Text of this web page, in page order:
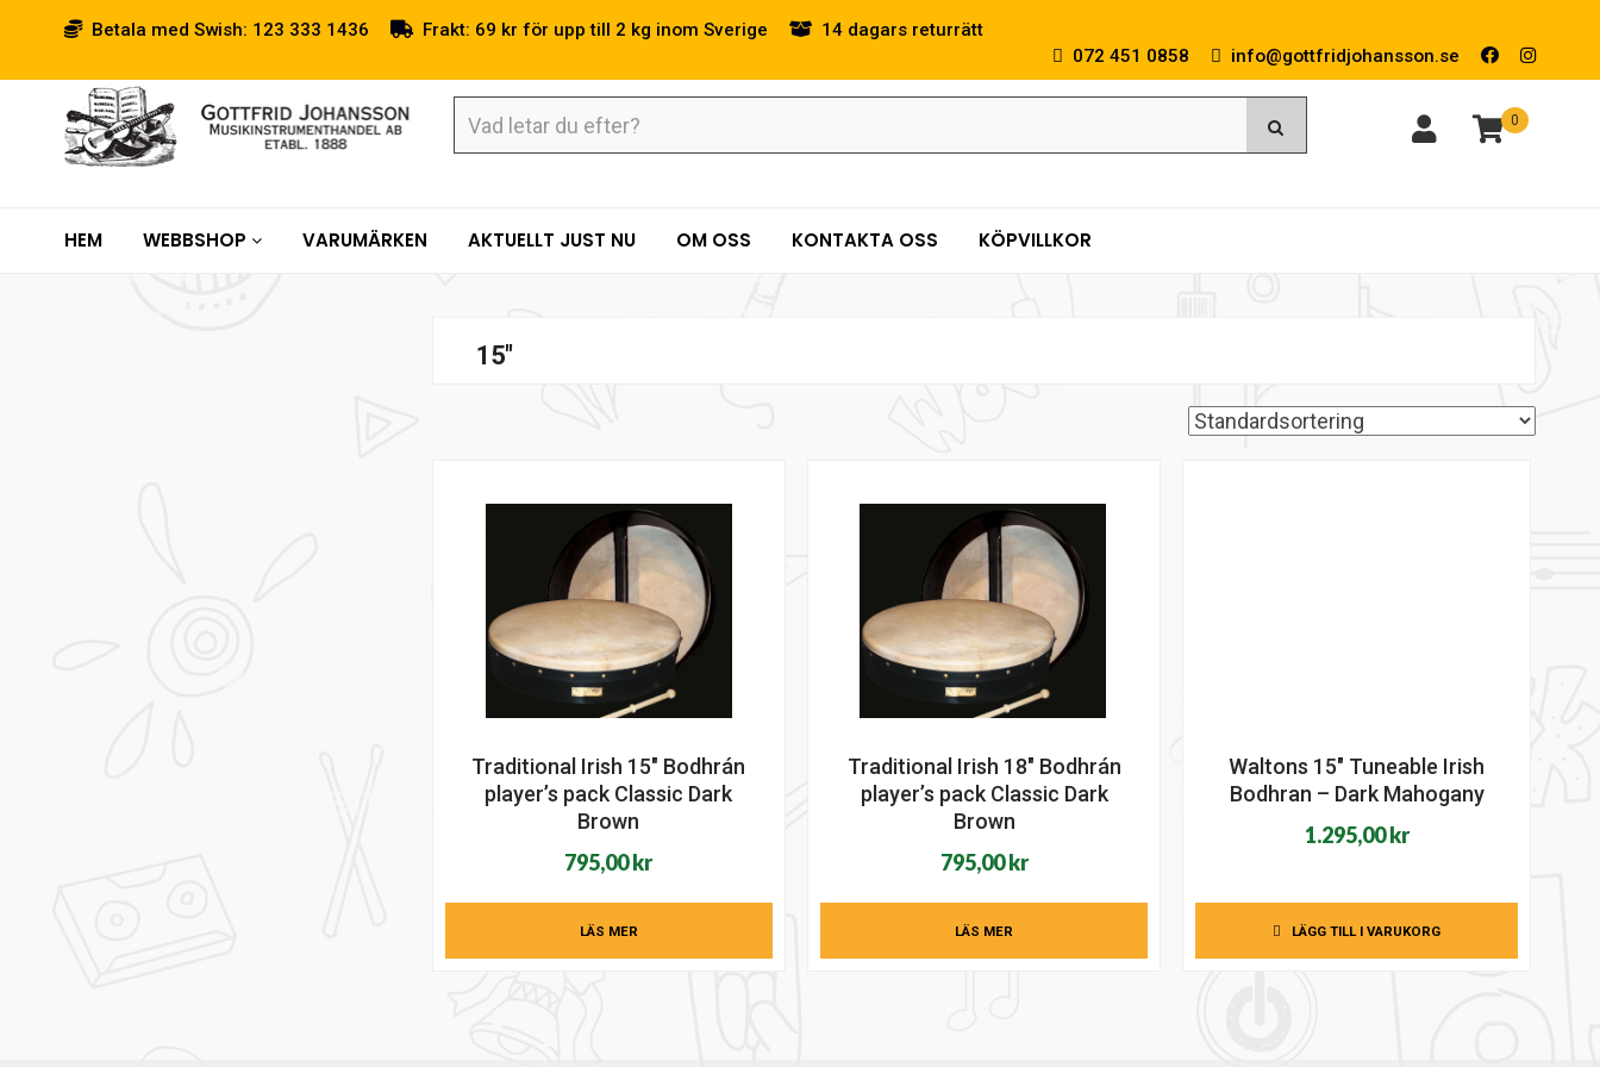
Betala med Swish: 123 333 1436 Frakt: 69 kr för upp till 2 kg inom Sverige
14 dagars returrätt
072 451 0858
info@gottfridjohansson.se
0
HEM WEBBSHOP VARUMÄRKEN AKTUELLT JUST NU OM OSS KONTAKTA OSS KÖPVILLKOR
15"
Traditional Irish 15″ Bodhrán
player’s pack Classic Dark
Brown
795,00kr
LÄS MER
Traditional Irish 18″ Bodhrán
player’s pack Classic Dark
Brown
795,00kr
LÄS MER
Waltons 15″ Tuneable Irish
Bodhran – Dark Mahogany
1.295,00kr
LÄGG TILL I VARUKORG